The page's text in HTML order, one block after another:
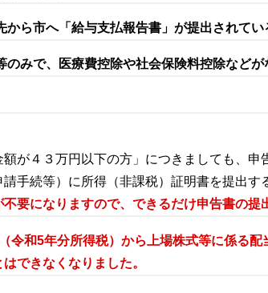
から市へ「給与支払報告書」が提出されてい
のみで、医療費控除や社会保険料控除などが
が４３万円以下の方」につきましても、
手続等）に所得（非課税）証明書を提出す
要になりますので、できるだけ申告書の
令和5年分所得税）から上場株式等に係る
できなくなりました。